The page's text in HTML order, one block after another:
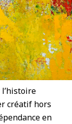
créatif hors
en